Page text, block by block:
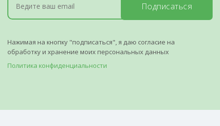
Подписаться
Нажимая на кнопку "подписаться", я даю согласие на
обработку и хранение моих персональных данных
Политика конфиденциальности